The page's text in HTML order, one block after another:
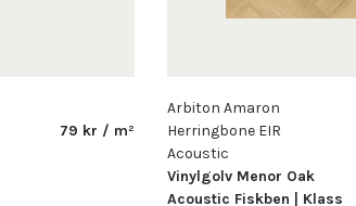
79 kr / m²
Arbiton Amaron
Herringbone EIR
Acoustic
Vinylgolv Menor Oak
Acoustic Fiskben | Klass